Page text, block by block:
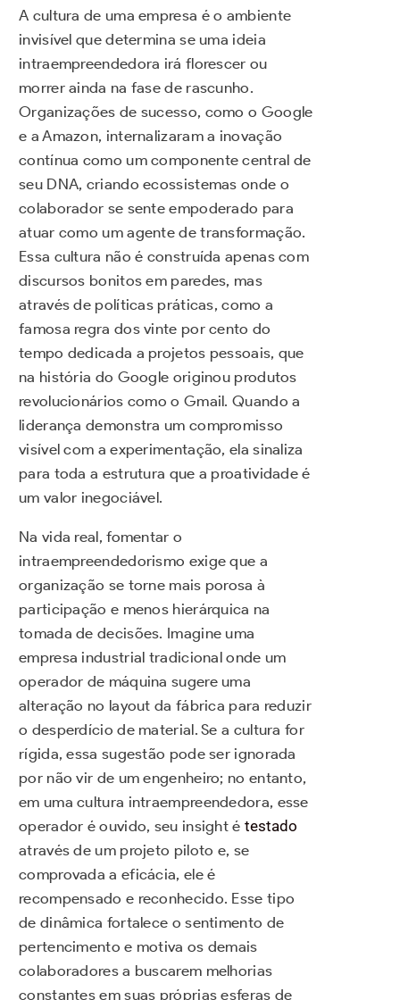
A cultura de uma empresa é o ambiente
invisível que determina se uma ideia
intraempreendedora irá florescer ou
morrer ainda na fase de rascunho.
Organizações de sucesso, como o Google
e a Amazon, internalizaram a inovação
contínua como um componente central de
seu DNA, criando ecossistemas onde o
colaborador se sente empoderado para
atuar como um agente de transformação.
Essa cultura não é construída apenas com
discursos bonitos em paredes, mas
através de políticas práticas, como a
famosa regra dos vinte por cento do
tempo dedicada a projetos pessoais, que
na história do Google originou produtos
revolucionários como o Gmail. Quando a
liderança demonstra um compromisso
visível com a experimentação, ela sinaliza
para toda a estrutura que a proatividade é
um valor inegociável.
Na vida real, fomentar o
intraempreendedorismo exige que a
organização se torne mais porosa à
participação e menos hierárquica na
tomada de decisões. Imagine uma
empresa industrial tradicional onde um
operador de máquina sugere uma
alteração no layout da fábrica para reduzir
o desperdício de material. Se a cultura for
rígida, essa sugestão pode ser ignorada
por não vir de um engenheiro; no entanto,
em uma cultura intraempreendedora, esse
operador é ouvido, seu insight é testado
através de um projeto piloto e, se
comprovada a eficácia, ele é
recompensado e reconhecido. Esse tipo
de dinâmica fortalece o sentimento de
pertencimento e motiva os demais
colaboradores a buscarem melhorias
constantes em suas próprias esferas de